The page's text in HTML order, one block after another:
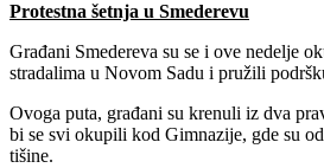
Protestna šetnja u Smederevu
Građani Smedereva su se i ove nedelje
stradalima u Novom Sadu i pružili
Ovoga puta, građani su krenuli iz dva
bi se svi okupili kod Gimnazije, gde su
tišine.